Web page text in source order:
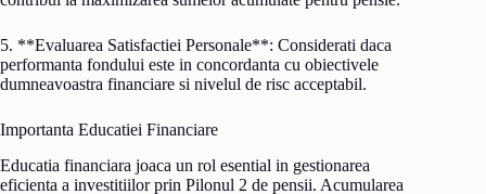
5. **Evaluarea Satisfactiei Personale**: Considerati daca
performanta fondului este in concordanta cu obiectivele
dumneavoastra financiare si nivelul de risc acceptabil.
Importanta Educatiei Financiare
Educatia financiara joaca un rol esential in gestionarea
eficienta a investitiilor prin Pilonul 2 de pensii. Acumularea